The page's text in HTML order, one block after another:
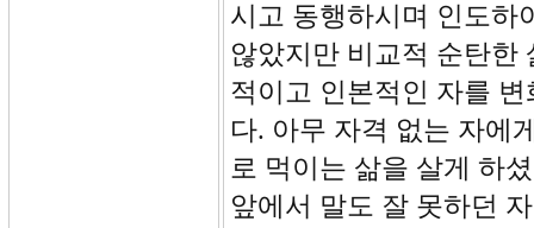
시고 동행하시며 인도하
않았지만 비교적 순탄한
적이고 인본적인 자를
다. 아무 자격 없는 자에
로 먹이는 삶을 살게 하
앞에서 말도 잘 못하던